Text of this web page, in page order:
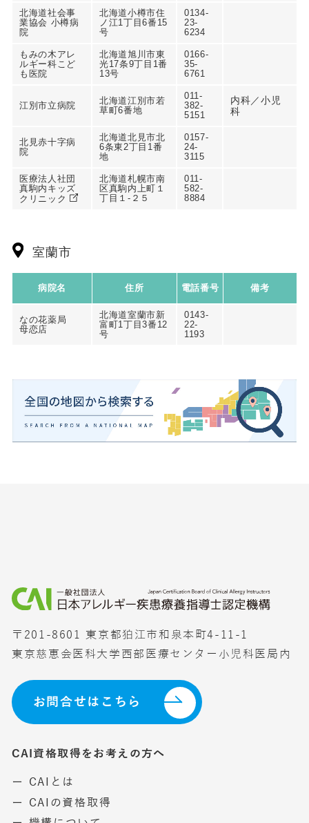
北海道社会事
業協会 小樽病
院
北海道小樽市住
ノ江1丁目6番15
号
0134-
23-
6234
もみの木アレ
ルギー科こど
も医院
北海道旭川市東
光17条9丁目1番
13号
0166-
35-
6761
江別市立病院
北海道江別市若
草町6番地
011-
382-
5151
内科／小児
科
北見赤十字病
院
北海道北見市北
6条東2丁目1番
地
0157-
24-
3115
医療法人社団
真駒内キッズ
クリニック
北海道札幌市南
区真駒内上町１
丁目１-２５
011-
582-
8884
室蘭市
病院名 住所 電話番号 備考
なの花薬局
母恋店
北海道室蘭市新
富町1丁目3番12
号
0143-
22-
1193
〒201-8601 東京都狛江市和泉本町4-11-1
東京慈恵会医科大学西部医療センター小児科医局内
お問合せはこちら
CAI資格取得をお考えの方へ
ー CAIとは
ー CAIの資格取得